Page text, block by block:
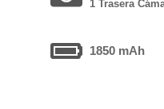
1 Trasera
1850 mAh